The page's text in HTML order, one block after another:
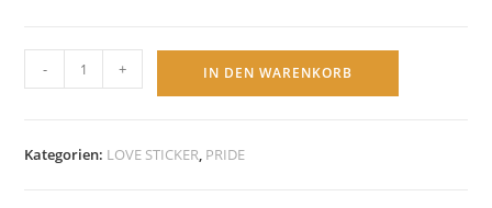
Sticker
- + IN DEN WARENKORB
Kategorien: LOVE STICKER, PRIDE